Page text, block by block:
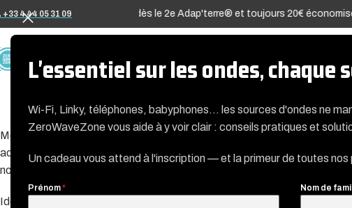
L'essentiel sur les ondes, chaque
Wi-Fi, Linky, téléphones, babyphones… les sources d'ondes ne
ZeroWaveZone vous aide à y voir clair : conseils pratiques et
Un cadeau vous attend à l'inscription — et la primeur de toutes nos
Prénom* Nom de
+33 4 44 05 31 09
volonté, avec des remises dès le 2e Adap'terre® et toujours 20€
A PROPOS
Mot de passe perdu ? Veuillez saisir votre identifiant ou votre
adresse e-mail. Vous recevrez un lien par e-mail pour créer un
nouveau mot de passe.
Identifiant ou e-mail